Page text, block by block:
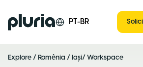
Logo Pluria PT-BR
Explore / Romênia / Iași/ Workspace